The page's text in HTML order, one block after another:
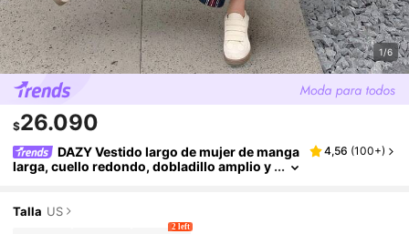
1/6
$26.090
DAZY Vestido largo de mujer de manga
larga, cuello redondo, dobladillo amplio y
4,56 (100+)
Talla US
2 left